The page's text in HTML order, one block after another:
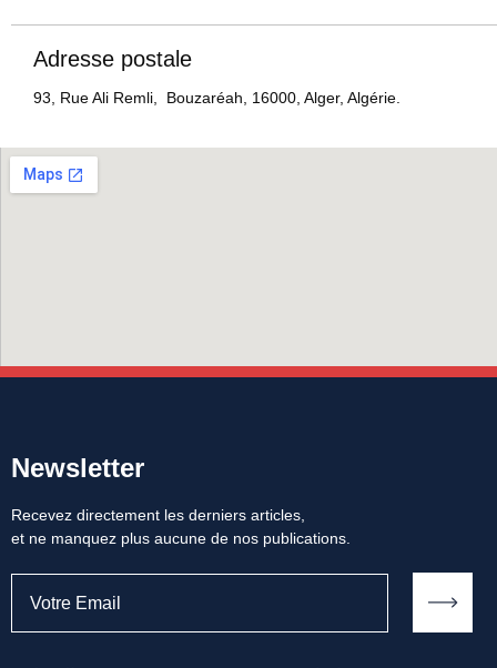
Adresse postale
93, Rue Ali Remli, Bouzaréah, 16000, Alger, Algérie.
Newsletter
Recevez directement les derniers articles,
et ne manquez plus aucune de nos publications.